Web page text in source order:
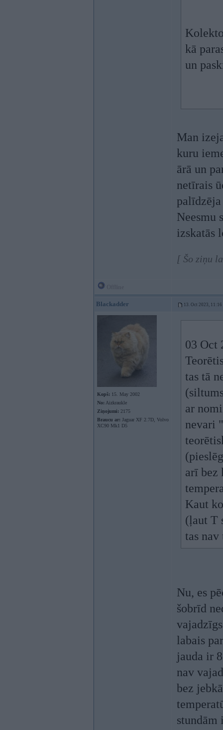
kā
un
Man
kuru
ārā un
netīrais
Neesmu
izskatās
[ Šo ziņu
Blackadder 13. Oct 2023, 11:16
Kopš: 15. May 2002
No: Aizkraukle
Ziņojumi: 2175
Braucu ar: Jaguar XF 2.7D, Volvo
XC90 Mk1 D5
03 Oct
tas tā
ar
nevari
arī bez
Kaut
(ļaut T
tas
Nu, es
šobrīd
labais
jauda ir
nav
bez
stundām